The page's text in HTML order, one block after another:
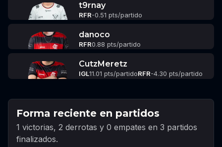
t9rnay
RFR-0.51 pts/partido
danoco
RFR0.88 pts/partido
CutzMeretz
IGL11.01 pts/partidoRFR-4.30 pts/partido
Forma reciente en partidos
1 victorias, 2 derrotas y 0 empates en 3 partidos
finalizados.